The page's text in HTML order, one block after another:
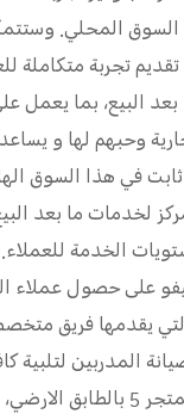
السوق المحلي.
تجربة متكاملة
البيع، بما يعمل
وحبهم لها و
في هذا السوق
لخدمات ما بعد
الخدمة
على حصول عملاء
يقدمها فريق
المدربين لتلبية